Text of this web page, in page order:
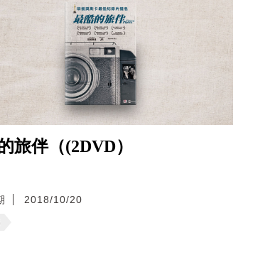
旅伴（(2DVD）
2018/10/20